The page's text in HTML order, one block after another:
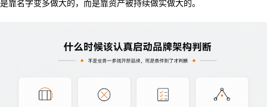
是靠名字变多做大的，而是靠资产被持续做实做大的。